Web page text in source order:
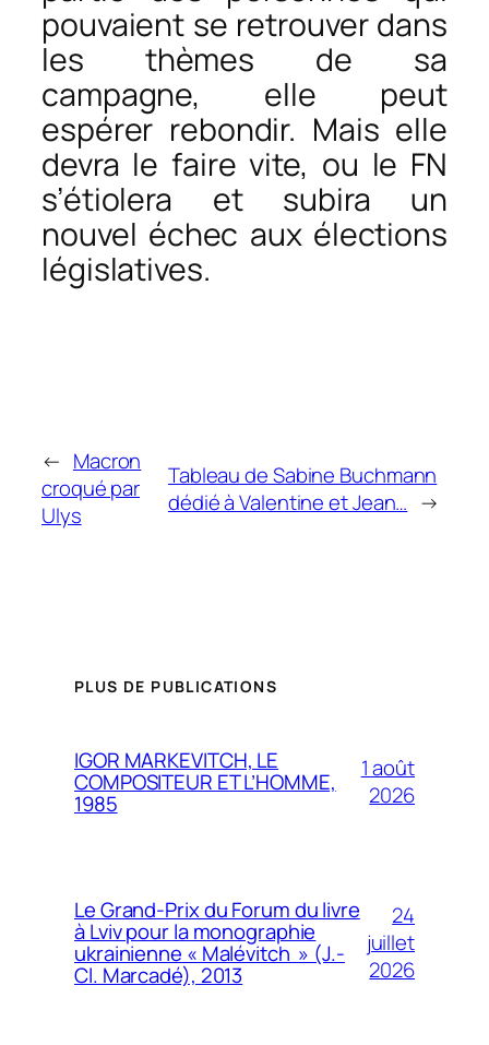
pouvaient se retrouver dans
les thèmes de sa
campagne, elle peut
espérer rebondir. Mais elle
devra le faire vite, ou le FN
s’étiolera et subira un
nouvel échec aux élections
législatives.
← Macron
croqué par
Ulys
Tableau de Sabine Buchmann
dédié à Valentine et Jean… →
PLUS DE PUBLICATIONS
IGOR MARKEVITCH, LE
COMPOSITEUR ET L’HOMME,
1985
1 août
2026
Le Grand-Prix du Forum du livre
à Lviv pour la monographie
ukrainienne « Malévitch » (J.-
Cl. Marcadé), 2013
24
juillet
2026